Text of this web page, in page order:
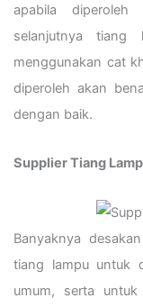
apabila
selanjutnya tiang
menggunakan cat
diperoleh akan
dengan baik.
Supplier Tiang
Banyaknya
tiang lampu untuk
umum, serta